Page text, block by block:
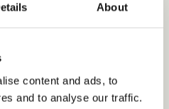
About
content and ads, to
and to analyse our traffic.